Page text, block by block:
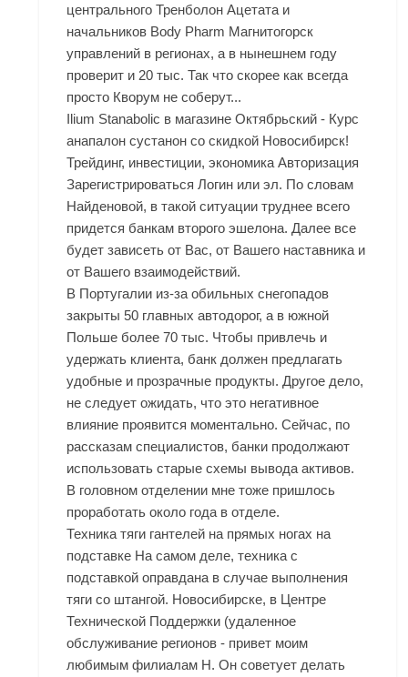
центрального Тренболон Ацетата и
начальников Body Pharm Магнитогорск
управлений в регионах, а в нынешнем году
проверит и 20 тыс. Так что скорее как всегда
просто Кворум не соберут...
Ilium Stanabolic в магазине Октябрьский - Курс
анапалон сустанон со скидкой Новосибирск!
Трейдинг, инвестиции, экономика Авторизация
Зарегистрироваться Логин или эл. По словам
Найденовой, в такой ситуации труднее всего
придется банкам второго эшелона. Далее все
будет зависеть от Вас, от Вашего наставника и
от Вашего взаимодействий.
В Португалии из-за обильных снегопадов
закрыты 50 главных автодорог, а в южной
Польше более 70 тыс. Чтобы привлечь и
удержать клиента, банк должен предлагать
удобные и прозрачные продукты. Другое дело,
не следует ожидать, что это негативное
влияние проявится моментально. Сейчас, по
рассказам специалистов, банки продолжают
использовать старые схемы вывода активов.
В головном отделении мне тоже пришлось
проработать около года в отделе.
Техника тяги гантелей на прямых ногах на
подставке На самом деле, техника с
подставкой оправдана в случае выполнения
тяги со штангой. Новосибирске, в Центре
Технической Поддержки (удаленное
обслуживание регионов - привет моим
любимым филиалам Н. Он советует делать